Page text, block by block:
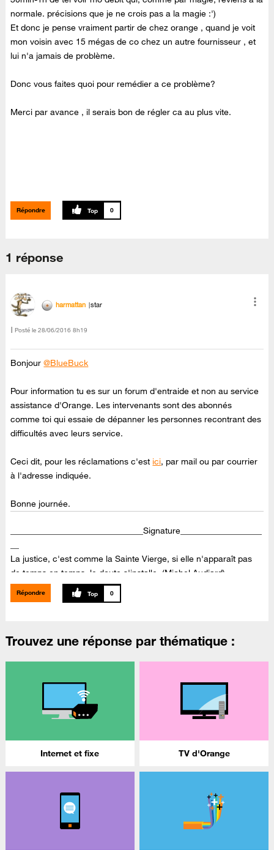
normale. précisions que je ne crois pas a la magie :')
Et donc je pense vraiment partir de chez orange , quand je voit
mon voisin avec 15 mégas de co chez un autre fournisseur , et
lui n'a jamais de problème.
Donc vous faites quoi pour remédier a ce problème?
Merci par avance , il serais bon de régler ca au plus vite.
Répondre 0
1 réponse
harmattan star
Posté le ‎28/06/2016 8h19
Bonjour@BlueBuck
Pour information tu es sur un forum d'entraide et non au service
assistance d'Orange. Les intervenants sont des abonnés
comme toi qui essaie de dépanner les personnes recontrant des
difficultés avec leurs service.
Ceci dit, pour les réclamations c'est ici, par mail ou par courrier
à l'adresse indiquée.
Bonne journée.
_______________________________Signature___________________
La justice, c'est comme la Sainte Vierge, si elle n'apparaît pas
de temps en temps, le doute s'installe. (Michel Audiard)
Le fait que la méduse ait survécu plus de 650 millions d'années,
Répondre 0
Trouvez une réponse par thématique :
Internet et fixe TV d'Orange